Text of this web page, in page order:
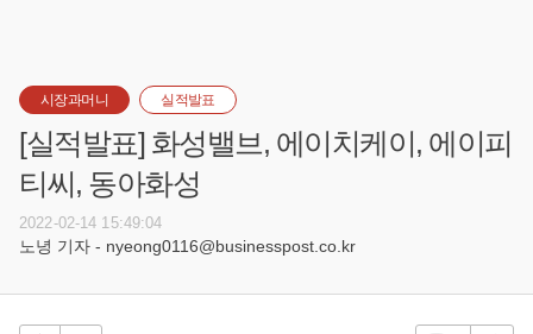
시장과머니 실적발표
[실적발표] 화성밸브, 에이치케이, 에이피
티씨, 동아화성
2022-02-14 15:49:04
노녕 기자 - nyeong0116@businesspost.co.kr